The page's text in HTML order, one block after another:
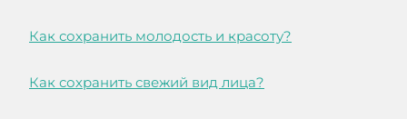
Как сохранить молодость и красоту?
Как сохранить свежий вид лица?